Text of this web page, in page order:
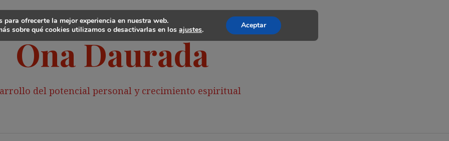
Ona Daurada
del potencial personal y crecimiento espiritual
para ofrecerte la mejor experiencia en nuestra web.
sobre qué cookies utilizamos o desactivarlas en losajustes. Aceptar